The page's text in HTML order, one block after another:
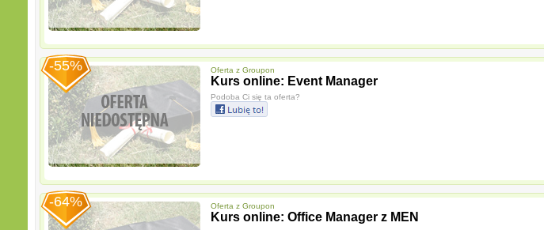
-55% Oferta z Groupon
Kurs online: Event Manager
Podoba Ci się ta oferta?
-64% Oferta z Groupon
Kurs online: Office Manager z MEN